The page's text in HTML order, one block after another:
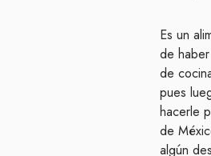
Es un
de
de
pues
hacerle
de
algún